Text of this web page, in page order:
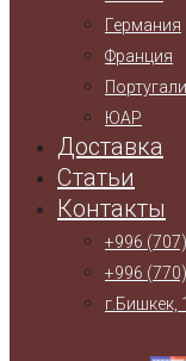
Германия
Франция
ЮАР
Доставка
Статьи
Контакты
+996
+996
г.Бишкек,